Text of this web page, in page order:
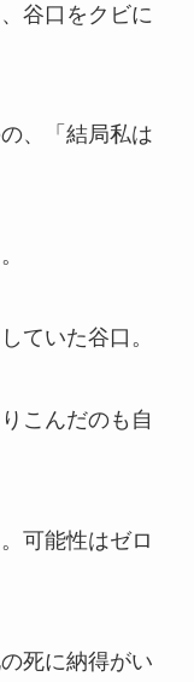
谷口をクビに
、「結局私は
ていた谷口。
こんだのも自
可能性はゼロ
死に納得がい